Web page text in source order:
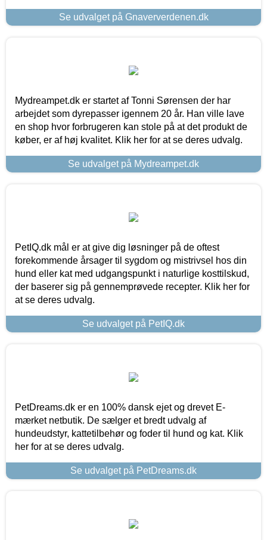
Se udvalget på Gnaververdenen.dk
Mydreampet.dk er startet af Tonni Sørensen der har
arbejdet som dyrepasser igennem 20 år. Han ville lave
en shop hvor forbrugeren kan stole på at det produkt de
køber, er af høj kvalitet. Klik her for at se deres udvalg.
Se udvalget på Mydreampet.dk
PetIQ.dk mål er at give dig løsninger på de oftest
forekommende årsager til sygdom og mistrivsel hos din
hund eller kat med udgangspunkt i naturlige kosttilskud,
der baserer sig på gennemprøvede recepter. Klik her for
at se deres udvalg.
Se udvalget på PetIQ.dk
PetDreams.dk er en 100% dansk ejet og drevet E-
mærket netbutik. De sælger et bredt udvalg af
hundeudstyr, kattetilbehør og foder til hund og kat. Klik
her for at se deres udvalg.
Se udvalget på PetDreams.dk